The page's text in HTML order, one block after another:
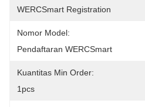
WERCSmart Registration
Nomor Model:
Pendaftaran WERCSmart
Kuantitas Min Order:
1pcs